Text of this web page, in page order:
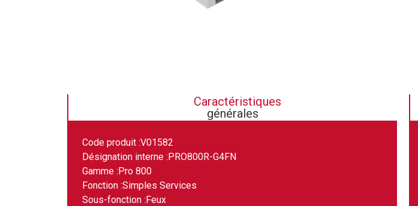
Caractéristiques
générales
Code produit :V01582
Désignation interne :PRO800R-G4FN
Gamme :Pro 800
Fonction :Simples Services
Sous-fonction :Feux